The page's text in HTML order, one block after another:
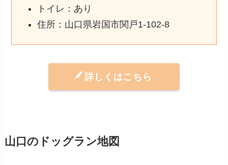
トイレ：あり
住所：山口県岩国市関戸1-102-8
詳しくはこちら
山口のドッグラン地図